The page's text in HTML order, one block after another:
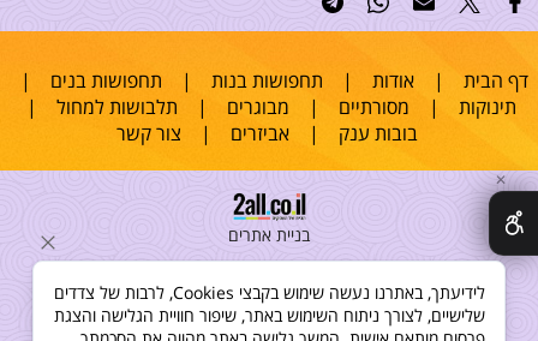
דף הבית |אודות | תחפושות בנות | תחפושות בנים |
תינוקות | מסורתיים | מבוגרים | תלבושות למחול |
בובות ענק |אביזרים | צור קשר
בניית אתרים
✕
לידיעתך, באתרנו נעשה שימוש בקבצי Cookies, לרבות של צדדים
שלישיים, לצורך ניתוח השימוש באתר, שיפור חוויית הגלישה והצגת